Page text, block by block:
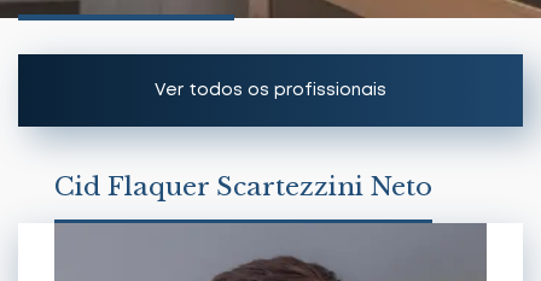
Ver todos os profissionais
Cid Flaquer Scartezzini Filho
Cid Flaquer Scartezzini Neto